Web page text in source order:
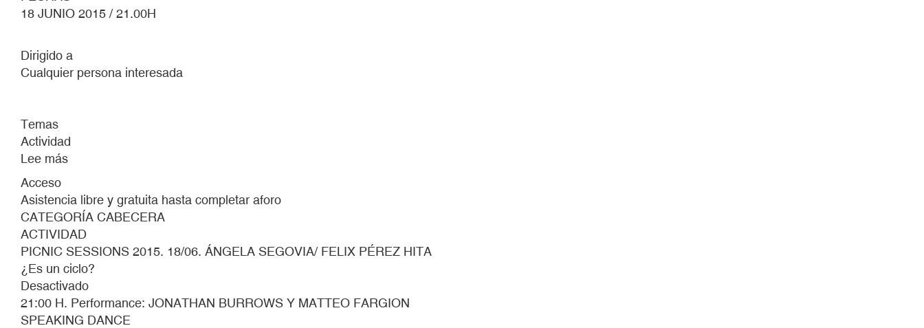
18 JUNIO 2015 / 21.00H
Dirigido a
Cualquier persona interesada
Temas
Actividad
Lee más
SESSIONS
2015.
18/06.
ÁNGELA
SEGOVIA/
FELIX
PÉREZ
HITA
Acceso
Asistencia libre y gratuita hasta completar aforo
CATEGORÍA CABECERA
ACTIVIDAD
PICNIC SESSIONS 2015. 18/06. ÁNGELA SEGOVIA/ FELIX PÉREZ HITA
¿Es un ciclo?
Desactivado
21:00 H. Performance: JONATHAN BURROWS Y MATTEO FARGION
SPEAKING DANCE